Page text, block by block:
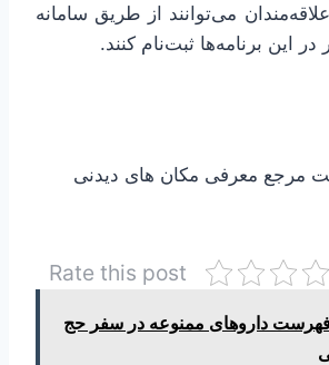
می‌توانند از طریق سامانه
این برنامه‌ها ثبت‌نام کنند.
مرجع معرفی مکان های دیدنی
Rate this post
داروهای ممنوعه در سفر حج